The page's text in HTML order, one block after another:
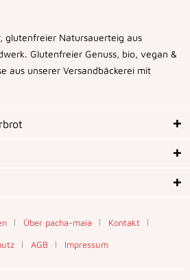
glutenfreier Natursauerteig aus
Glutenfreier Genuss, bio, vegan &
aus unserer Versandbäckerei mit
Über pacha-maia
Kontakt
AGB Impressum